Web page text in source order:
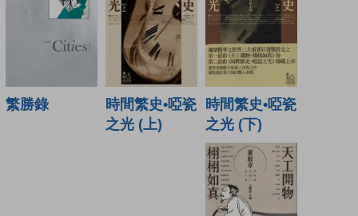
繁勝錄
時間繁史•啞瓷
之光 (上)
時間繁史•啞瓷
之光 (下)